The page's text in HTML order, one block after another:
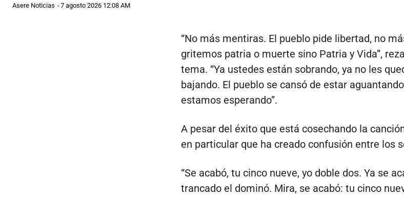
Asere Noticias -7 agosto 2026 12:08 AM
“No más mentiras. El pueblo pide libertad, no
gritemos patria o muerte sino Patria y Vida”,
tema. “Ya ustedes están sobrando, ya no les
bajando. El pueblo se cansó de estar
estamos esperando”.
A pesar del éxito que está cosechando la
en particular que ha creado confusión entre los
“Se acabó, tu cinco nueve, yo doble dos. Ya se
trancado el dominó. Mira, se acabó: tu cinco